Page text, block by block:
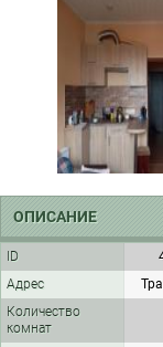
ОПИСАНИЕ
ID
Адрес
Количество
комнат